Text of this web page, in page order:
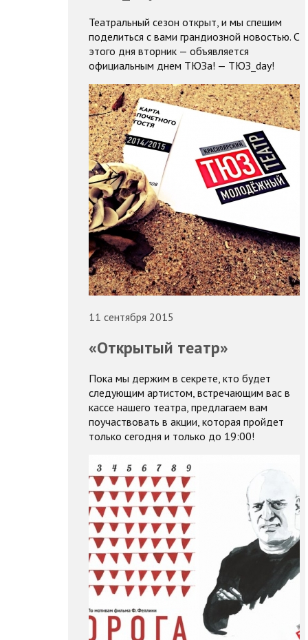
Театральный сезон открыт, и мы спешим
поделиться с вами грандиозной новостью. С
этого дня вторник — объявляется
официальным днем ТЮЗа! — ТЮЗ_day!
11 сентября 2015
«Открытый театр»
Пока мы держим в секрете, кто будет
следующим артистом, встречающим вас в
кассе нашего театра, предлагаем вам
поучаствовать в акции, которая пройдет
только сегодня и только до 19:00!